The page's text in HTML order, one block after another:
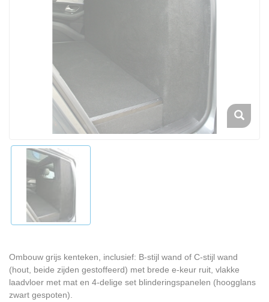
Ombouw grijs kenteken, inclusief: B-stijl wand of C-stijl wand
(hout, beide zijden gestoffeerd) met brede e-keur ruit, vlakke
laadvloer met mat en 4-delige set blinderingspanelen (hoogglans
zwart gespoten).